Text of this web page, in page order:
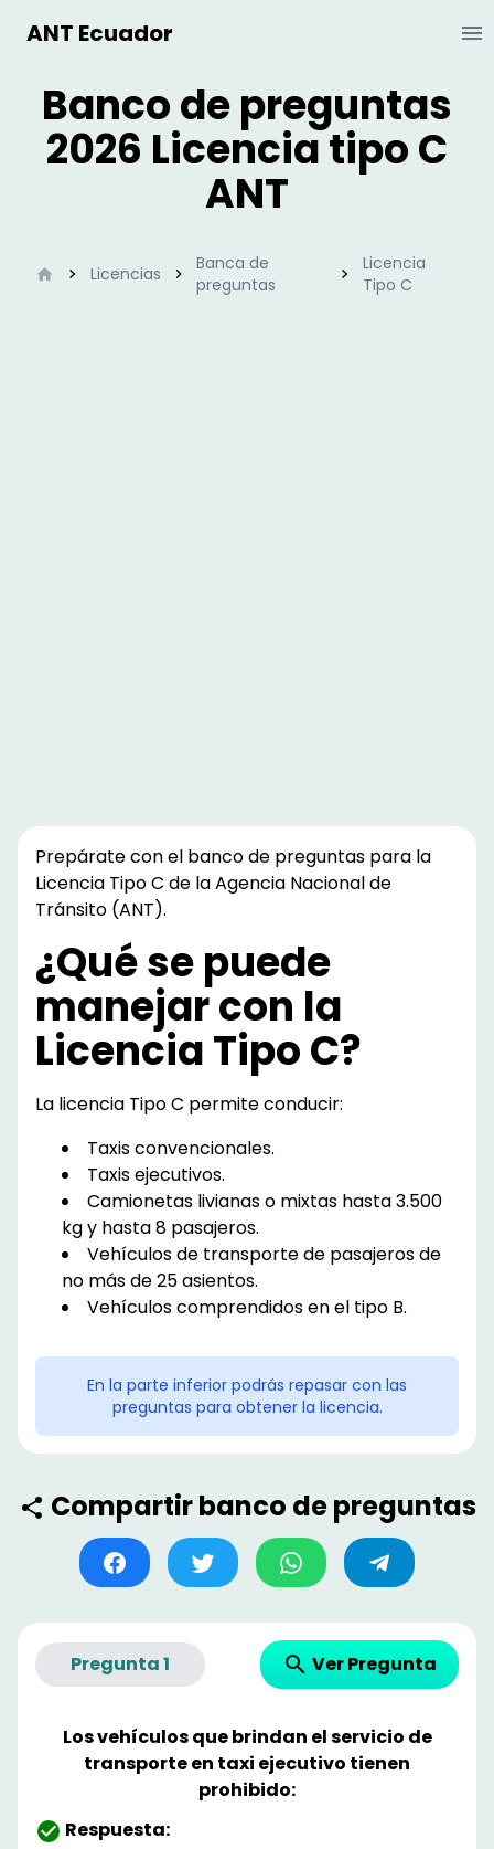
ANT Ecuador
Banco de preguntas
2026 Licencia tipo C
ANT
InicioLicencias
Banca de
preguntas
Licencia
Tipo C
Prepárate con el banco de preguntas para la
Licencia Tipo C de la Agencia Nacional de
Tránsito (ANT).
¿Qué se puede
manejar con la
Licencia Tipo C?
La licencia Tipo C permite conducir:
Taxis convencionales.
Taxis ejecutivos.
Camionetas livianas o mixtas hasta 3.500
kg y hasta 8 pasajeros.
Vehículos de transporte de pasajeros de
no más de 25 asientos.
Vehículos comprendidos en el tipo B.
En la parte inferior podrás repasar con las
preguntas para obtener la licencia.
Compartir banco de preguntas
Pregunta1 Ver Pregunta
Los vehículos que brindan el servicio de
transporte en taxi ejecutivo tienen
prohibido:
Respuesta: